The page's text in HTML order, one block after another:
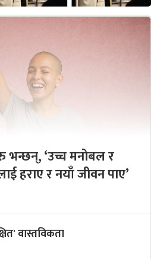
भन्छन्, ‘उच्च मनोबल र
हराए र नयाँ जीवन पाए’
वास्तविकता